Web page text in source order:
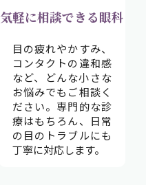
気軽に相談できる眼科
目の疲れやかすみ、
コンタクトの違和感
など、どんな小さな
お悩みでもご相談く
ださい。専門的な診
療はもちろん、日常
の目のトラブルにも
丁寧に対応します。